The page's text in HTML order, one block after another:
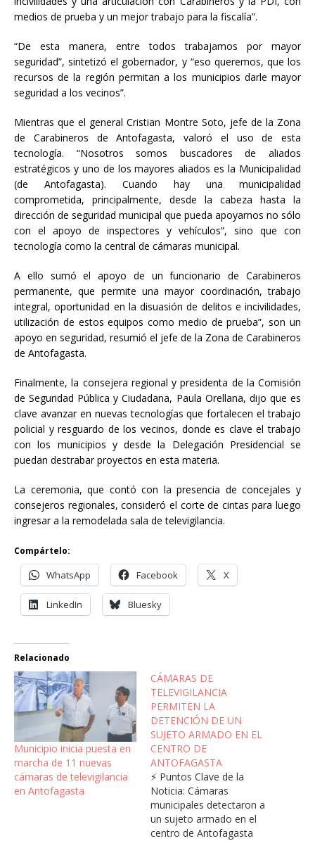
medios de prueba y un mejor trabajo para la fiscalía”.
“De esta manera, entre todos trabajamos por mayor
seguridad”, sintetizó el gobernador, y “eso queremos, que los
recursos de la región permitan a los municipios darle mayor
seguridad a los vecinos”.
Mientras que el general Cristian Montre Soto, jefe de la Zona
de Carabineros de Antofagasta, valoró el uso de esta
tecnología. “Nosotros somos buscadores de aliados
estratégicos y uno de los mayores aliados es la Municipalidad
(de Antofagasta). Cuando hay una municipalidad
comprometida, principalmente, desde la cabeza hasta la
dirección de seguridad municipal que pueda apoyarnos no sólo
con el apoyo de inspectores y vehículos”, sino que con
tecnología como la central de cámaras municipal.
A ello sumó el apoyo de un funcionario de Carabineros
permanente, que permite una mayor coordinación, trabajo
integral, oportunidad en la disuasión de delitos e incivilidades,
utilización de estos equipos como medio de prueba”, son un
apoyo en seguridad, resumió el jefe de la Zona de Carabineros
de Antofagasta.
Finalmente, la consejera regional y presidenta de la Comisión
de Seguridad Pública y Ciudadana, Paula Orellana, dijo que es
clave avanzar en nuevas tecnologías que fortalecen el trabajo
policial y resguardo de los vecinos, donde es clave el trabajo
con los municipios y desde la Delegación Presidencial se
puedan destrabar proyectos en esta materia.
La ceremonia, que contó con la presencia de concejales y
consejeros regionales, consideró el corte de cintas para luego
ingresar a la remodelada sala de televigilancia.
Compártelo:
WhatsApp Facebook X
LinkedIn Bluesky
Relacionado
Municipio inicia puesta en
marcha de 11 nuevas
cámaras de televigilancia
en Antofagasta
CÁMARAS DE
TELEVIGILANCIA
PERMITEN LA
DETENCIÓN DE UN
SUJETO ARMADO EN EL
CENTRO DE
ANTOFAGASTA
⚡ Puntos Clave de la
Noticia: Cámaras
municipales detectaron a
un sujeto armado en el
centro de Antofagasta